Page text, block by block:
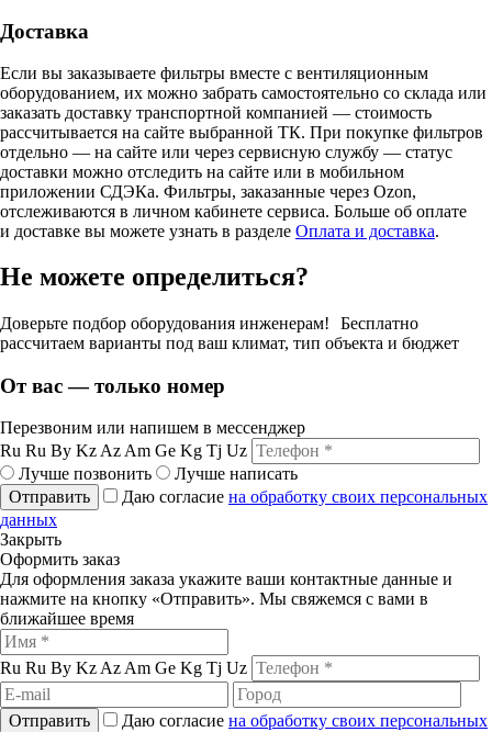
Доставка
Если вы заказываете фильтры вместе с вентиляционным
оборудованием, их можно забрать самостоятельно со склада или
заказать доставку транспортной компанией — стоимость
рассчитывается на сайте выбранной ТК. При покупке фильтров
отдельно — на сайте или через сервисную службу — статус
доставки можно отследить на сайте или в мобильном
приложении СДЭКа. Фильтры, заказанные через Ozon,
отслеживаются в личном кабинете сервиса. Больше об оплате
и доставке вы можете узнать в разделе Оплата и доставка.
Не можете определиться?
Доверьте подбор оборудования инженерам! Бесплатно
рассчитаем варианты под ваш климат, тип объекта и бюджет
От вас — только номер
Перезвоним или напишем в мессенджер
Ru Ru By Kz Az Am Ge Kg Tj Uz
Лучше позвонить
Лучше написать
Отправить
Даю согласие на обработку своих персональных
данных
Закрыть
Оформить заказ
Для оформления заказа укажите ваши контактные данные и
нажмите на кнопку «Отправить». Мы свяжемся с вами в
ближайшее время
Ru Ru By Kz Az Am Ge Kg Tj Uz
Отправить Даю согласие на обработку своих персональных